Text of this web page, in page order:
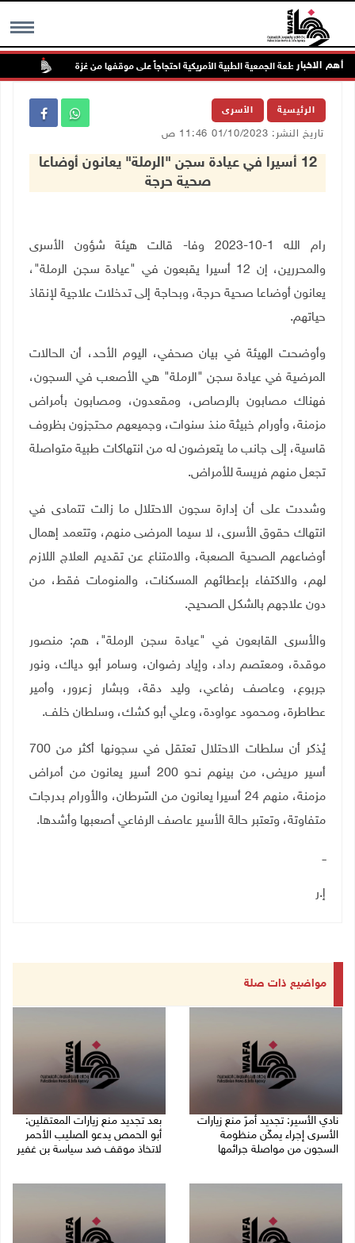
MENU أهم الاخبارلمقاطعة الجمعية الطبية الأمريكية احتجاجاً على موقفها من غزة
الرئيسية الأسرى
تاريخ النشر: 01/10/2023 11:46 ص
12 أسيرا في عيادة سجن "الرملة" يعانون أوضاعا
صحية حرجة
رام الله 1-10-2023 وفا- قالت هيئة شؤون الأسرى
والمحررين، إن 12 أسيرا يقبعون في "عيادة سجن الرملة"،
يعانون أوضاعا صحية حرجة، وبحاجة إلى تدخلات علاجية لإنقاذ
حياتهم.
وأوضحت الهيئة في بيان صحفي، اليوم الأحد، أن الحالات
المرضية في عيادة سجن "الرملة" هي الأصعب في السجون،
فهناك مصابون بالرصاص، ومقعدون، ومصابون بأمراض
مزمنة، وأورام خبيثة منذ سنوات، وجميعهم محتجزون بظروف
قاسية، إلى جانب ما يتعرضون له من انتهاكات طبية متواصلة
تجعل منهم فريسة للأمراض.
وشددت على أن إدارة سجون الاحتلال ما زالت تتمادى في
انتهاك حقوق الأسرى، لا سيما المرضى منهم، وتتعمد إهمال
أوضاعهم الصحية الصعبة، والامتناع عن تقديم العلاج اللازم
لهم، والاكتفاء بإعطائهم المسكنات، والمنومات فقط، من
دون علاجهم بالشكل الصحيح.
والأسرى القابعون في "عيادة سجن الرملة"، هم: منصور
موقدة، ومعتصم رداد، وإياد رضوان، وسامر أبو دياك، ونور
جربوع، وعاصف رفاعي، وليد دقة، وبشار زعرور، وأمير
عطاطرة، ومحمود عواودة، وعلي أبو كشك، وسلطان خلف.
يُذكر أن سلطات الاحتلال تعتقل في سجونها أكثر من 700
أسير مريض، من بينهم نحو 200 أسير يعانون من أمراض
مزمنة، منهم 24 أسيرا يعانون من السّرطان، والأورام بدرجات
متفاوتة، وتعتبر حالة الأسير عاصف الرفاعي أصعبها وأشدها.
ــ
إ.ر
مواضيع ذات صلة
نادي الأسير: تجديد أمرَ منع زيارات
الأسرى إجراء يمكّن منظومة
السجون من مواصلة جرائمها
بعد تجديد منع زيارات المعتقلين:
أبو الحمص يدعو الصليب الأحمر
لاتخاذ موقف ضد سياسة بن غفير